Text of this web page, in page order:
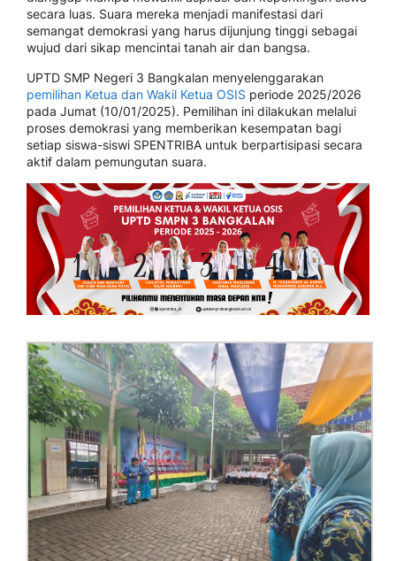
secara luas. Suara mereka menjadi manifestasi dari
semangat demokrasi yang harus dijunjung tinggi sebagai
wujud dari sikap mencintai tanah air dan bangsa.
UPTD SMP Negeri 3 Bangkalan menyelenggarakan
pemilihan Ketua dan Wakil Ketua OSIS periode 2025/2026
pada Jumat (10/01/2025). Pemilihan ini dilakukan melalui
proses demokrasi yang memberikan kesempatan bagi
setiap siswa-siswi SPENTRIBA untuk berpartisipasi secara
aktif dalam pemungutan suara.